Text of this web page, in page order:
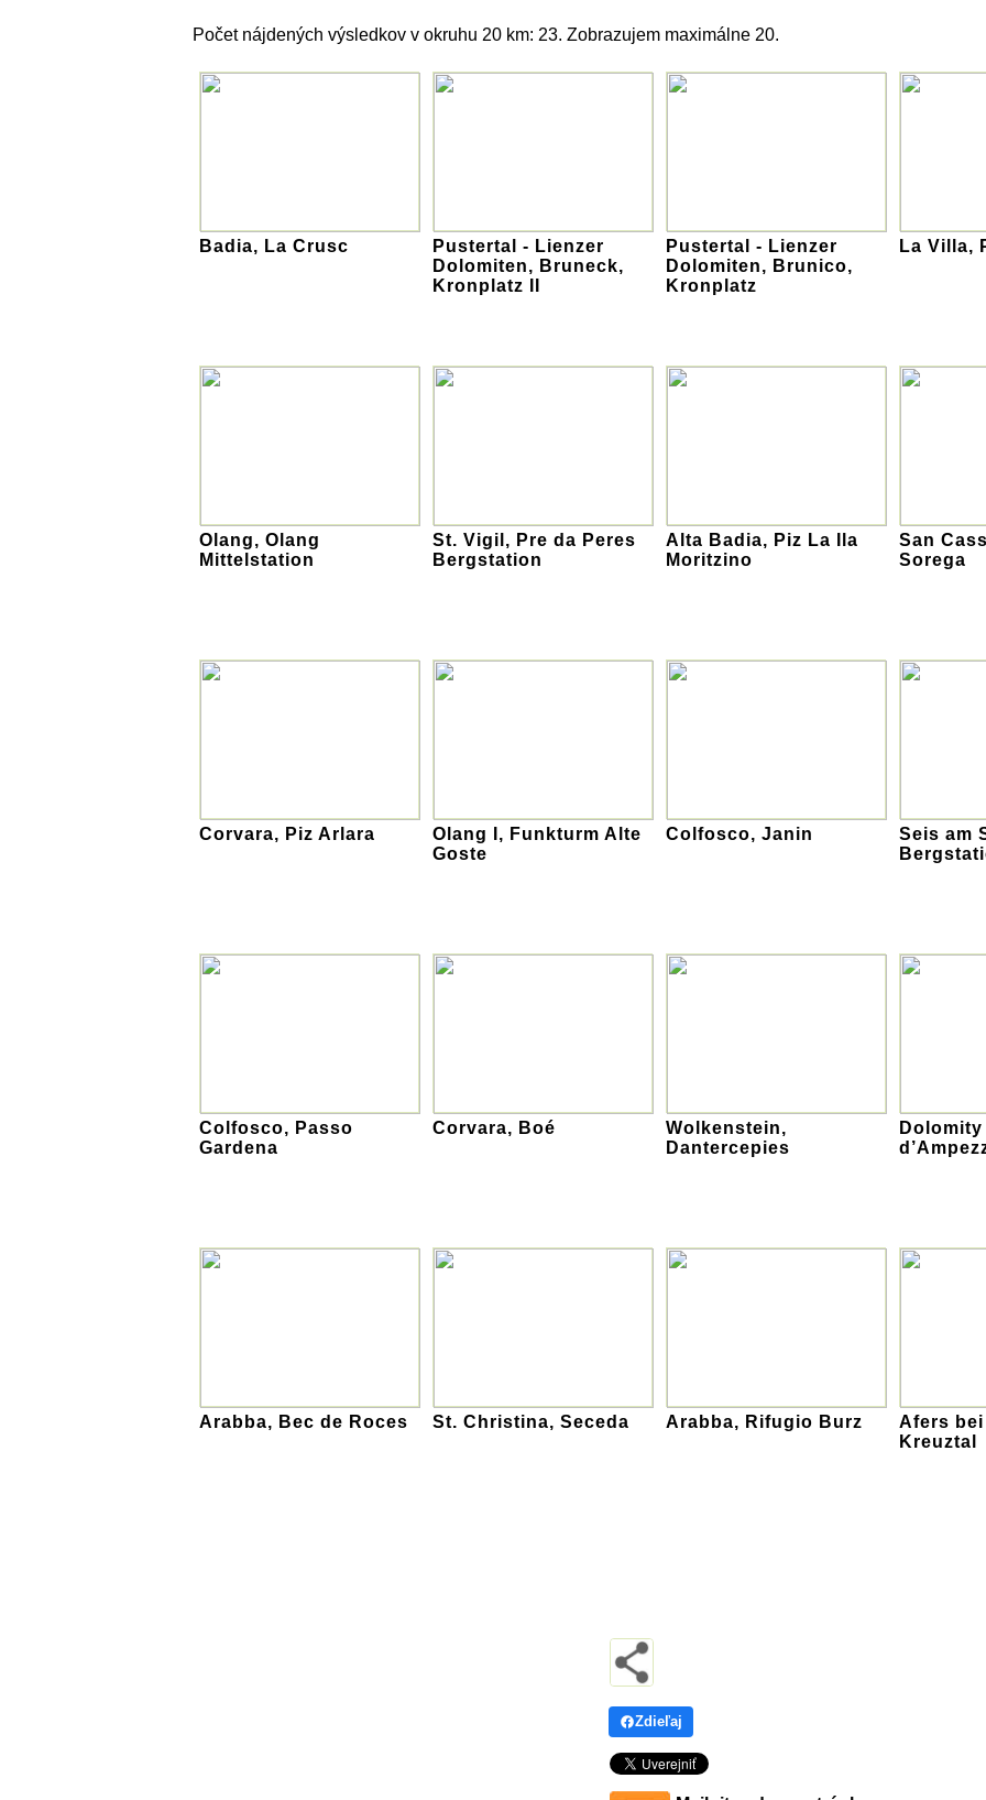
Počet nájdených výsledkov v okruhu 20 km: 23. Zobrazujem maximálne 20.
Badia, La Crusc
Pustertal - Lienzer
Dolomiten, Bruneck,
Kronplatz II
Pustertal - Lienzer
Dolomiten, Brunico,
Kronplatz
La Villa,
Olang, Olang
Mittelstation
St. Vigil, Pre da Peres
Bergstation
Alta Badia, Piz La Ila
Moritzino
San
Sorega
Corvara, Piz Arlara
Olang I, Funkturm Alte
Goste
Colfosco, Janin
Seis am
Colfosco, Passo
Gardena
Corvara, Boé
Wolkenstein,
Dantercepies
Arabba, Bec de Roces St. Christina, Seceda Arabba, Rifugio Burz
Afers
Kreuztal
Zdieľaj